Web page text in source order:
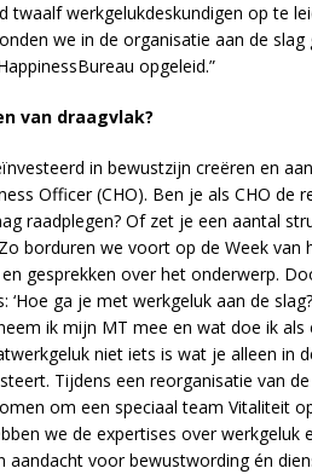
twaalf werkgelukdeskundigen op te
we in de organisatie aan de slag
opgeleid.”
van draagvlak?
in bewustzijn creëren en
Officer (CHO). Ben je als CHO de
raadplegen? Of zet je een aantal
borduren we voort op de Week van
gesprekken over het onderwerp.
ga je met werkgeluk aan de
ik mijn MT mee en wat doe ik als
niet iets is wat je alleen in
Tijdens een reorganisatie van
om een speciaal team Vitaliteit
we de expertises over werkgeluk
aandacht voor bewustwording én